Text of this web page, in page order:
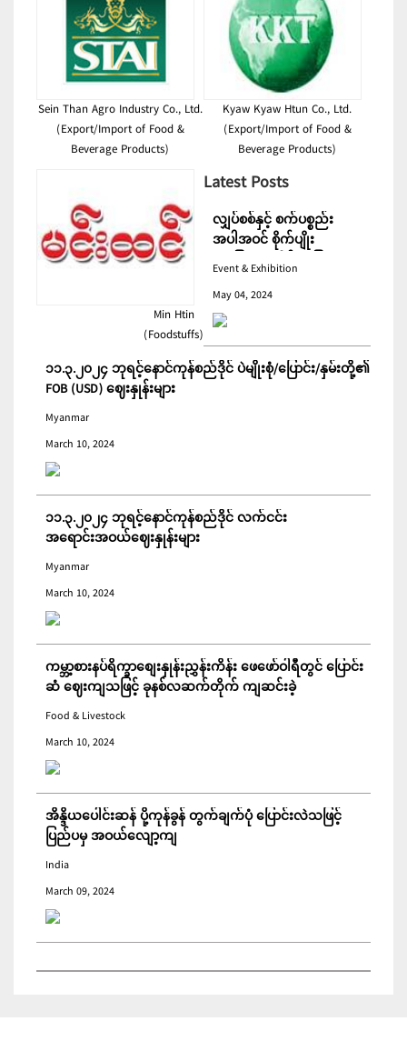
Sein Than Agro Industry Co., Ltd.
(Export/Import of Food &
Beverage Products)
Kyaw Kyaw Htun Co., Ltd.
(Export/Import of Food &
Beverage Products)
Min Htin
(Foodstuffs)
Latest Posts
လျှပ်စစ်နှင့် စက်ပစ္စည်း
အပါအဝင် စိုက်ပျိုး
မွေးမြူရေးဆိုင်ရာ ပြပွဲ
Event & Exhibition
May 04, 2024
၁၁.၃.၂၀၂၄ ဘုရင့်နောင်ကုန်စည်ဒိုင် ပဲမျိုးစုံ/ပြောင်း/နှမ်းတို့၏
FOB (USD) ဈေးနှုန်းများ
Myanmar
March 10, 2024
၁၁.၃.၂၀၂၄ ဘုရင့်နောင်ကုန်စည်ဒိုင် လက်ငင်း
အရောင်းအဝယ်ဈေးနှုန်းများ
Myanmar
March 10, 2024
ကမ္ဘာ့စားနပ်ရိက္ခာစျေးနှုန်းညွှန်းကိန်း ဖေဖော်ဝါရီတွင် ပြောင်း
ဆံ ဈေးကျသဖြင့် ခုနစ်လဆက်တိုက် ကျဆင်းခဲ့
Food & Livestock
March 10, 2024
အိန္ဒိယပေါင်းဆန် ပို့ကုန်ခွန် တွက်ချက်ပုံ ပြောင်းလဲသဖြင့်
ပြည်ပမှ အဝယ်လျော့ကျ
India
March 09, 2024